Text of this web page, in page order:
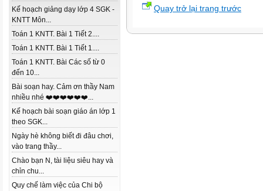
Kế hoạch giảng dạy lớp 4 SGK -
KNTT Môn...
Toán 1 KNTT. Bài 1 Tiết 2....
Toán 1 KNTT. Bài 1 Tiết 1....
Toán 1 KNTT. Bài Các số từ 0
đến 10...
Bài soạn hay. Cảm ơn thầy Nam
nhiều nhé ❤️❤️❤️❤️❤️❤️...
Kế hoạch bài soạn giáo án lớp 1
theo SGK...
Ngày hè không biết đi đâu chơi,
vào trang thầy...
Chào bạn N, tài liệu siêu hay và
chỉn chu...
Quy chế làm việc của Chi bộ
Quay trở lại trang trước